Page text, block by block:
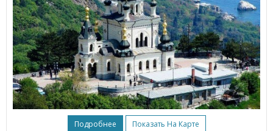
Подробнее Показать На Карте